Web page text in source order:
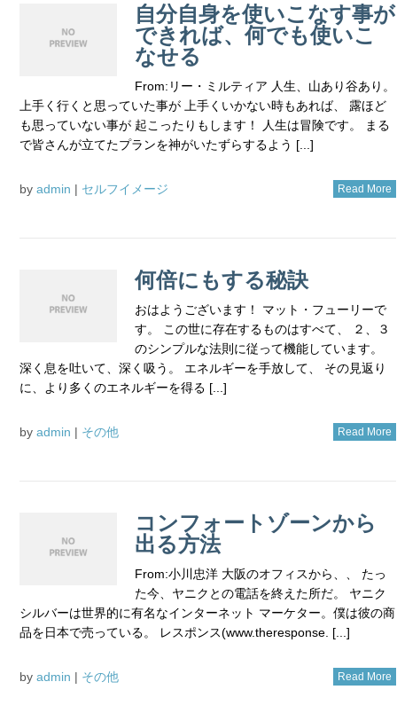
自分自身を使いこなす事が
できれば、何でも使いこ
なせる
From:リー・ミルティア 人生、山あり谷あり。
上手く行くと思っていた事が 上手くいかない時もあれば、 露ほど
も思っていない事が 起こったりもします！ 人生は冒険です。 まる
で皆さんが立てたプランを神がいたずらするよう [...]
by admin | セルフイメージ Read More
何倍にもする秘訣
おはようございます！ マット・フューリーで
す。 この世に存在するものはすべて、 ２、３
のシンプルな法則に従って機能しています。
深く息を吐いて、深く吸う。 エネルギーを手放して、 その見返り
に、より多くのエネルギーを得る [...]
by admin | その他 Read More
コンフォートゾーンから
出る方法
From:小川忠洋 大阪のオフィスから、、 たっ
た今、ヤニクとの電話を終えた所だ。 ヤニク
シルバーは世界的に有名なインターネット マーケター。僕は彼の商
品を日本で売っている。 レスポンス(www.theresponse. [...]
by admin | その他 Read More